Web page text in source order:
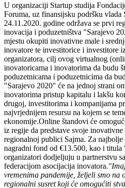
U organizaciji Startup studija
Foruma, uz finansijsku podršku vlada
24.11.2020. godine održava se prvi
inovacija i poduzetništva "Sarajevo
mjestu okupiti inovativne male i
inovatore te investitorice i investitore
organizatora, cilj ovog virtualnog
inovatoricama i inovatorima da budu
poduzetnicama i poduzetnicima da
"Sarajevo 2020" će na jednoj strani
inovatorima pristup kapitalu i lakšu
drugoj, investitorima i kompanijama
najvrjednijem resursu na kojem se
ekonomije.Online štandovi će
iz regije da predstave svoje
regionalnoj publici Sajma. Za
nagradni fond od €13.500, kao i
organizatori dodjeljuju u partnerstvu
federacijom asocijacija inovatora.
vremenima pandemije, željeli smo na
regionalni susret koji će omogućiti